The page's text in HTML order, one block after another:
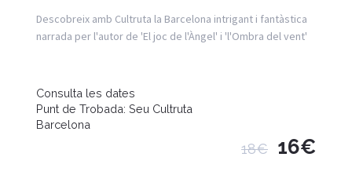
Descobreix amb Cultruta la Barcelona intrigant i fantàstica
narrada per l'autor de 'El joc de l'Àngel' i 'l'Ombra del vent'
Consulta les dates
Punt de Trobada: Seu Cultruta
Barcelona
18€ 16€